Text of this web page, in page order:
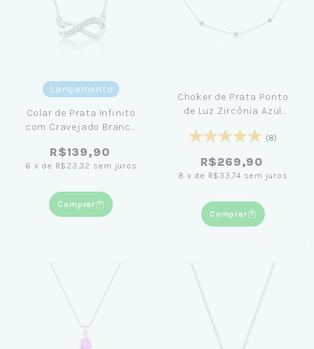
Lançamento
Colar de Prata Infinito
com Cravejado Branco
R$139,90
6 x de R$23,32 sem juros
Comprar
Choker de Prata Ponto
de Luz Zircônia Azul
(8)
R$269,90
8 x de R$33,74 sem juros
Comprar